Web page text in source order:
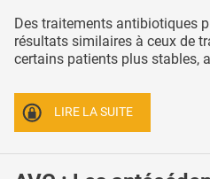
Des traitements antibiotiques
résultats similaires à ceux de
certains patients plus stables,
LIRE LA SUITE